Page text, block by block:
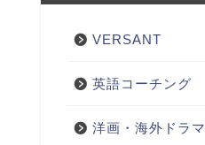
VERSANT
英語コーチング
洋画・海外ドラマ